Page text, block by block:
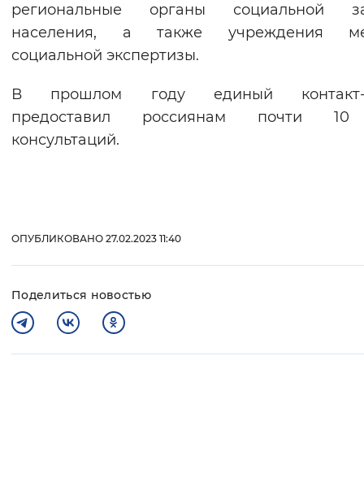
региональные органы социальной
населения, а также учреждения
социальной экспертизы.
В прошлом году единый контакт-
предоставил россиянам почти
консультаций.
ОПУБЛИКОВАНО 27.02.2023 11:40
Поделиться новостью